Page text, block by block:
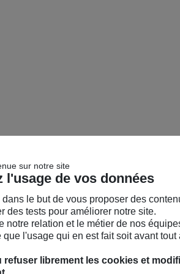
sur notre site
l'usage de vos données
le but de vous proposer des
des tests pour améliorer notre site.
notre relation et le métier de nos
l'usage qui en est fait soit avant tout
refuser librement les cookies et